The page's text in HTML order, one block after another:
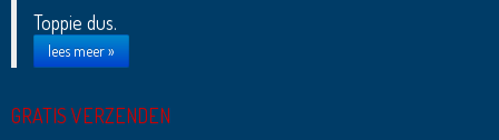
Toppie dus.
lees meer »
GRATIS VERZENDEN